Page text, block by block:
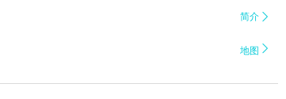
简介 
地图 